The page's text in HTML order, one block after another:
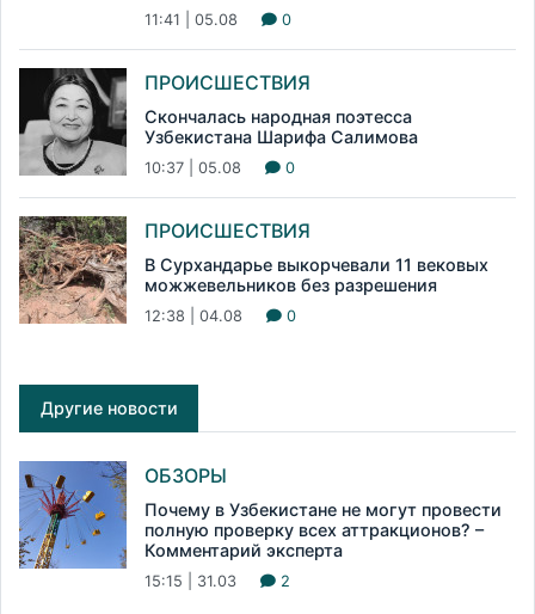
11:41 | 05.08 0
ПРОИСШЕСТВИЯ
Скончалась народная поэтесса
Узбекистана Шарифа Салимова
10:37 | 05.08 0
ПРОИСШЕСТВИЯ
В Сурхандарье выкорчевали 11 вековых
можжевельников без разрешения
12:38 | 04.08 0
Другие новости
ОБЗОРЫ
Почему в Узбекистане не могут провести
полную проверку всех аттракционов? –
Комментарий эксперта
15:15 | 31.03 2